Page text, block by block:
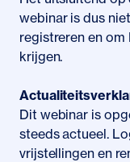
webinar is dus
registreren en
krijgen.
Dit webinar is
steeds actueel.
vrijstellingen en